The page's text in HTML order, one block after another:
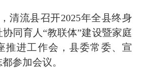
流县召开2025年全县终身
同育人“教联体”建设暨家庭
推进工作会，县委常委、宣
都参加会议。